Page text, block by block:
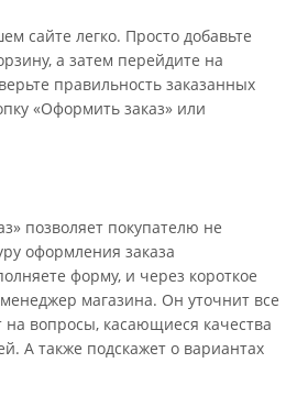
сайте легко. Просто добавьте
а затем перейдите на
правильность заказанных
«Оформить заказ» или
позволяет покупателю не
оформления заказа
форму, и через короткое
магазина. Он уточнит все
на вопросы, касающиеся качества
А также подскажет о вариантах